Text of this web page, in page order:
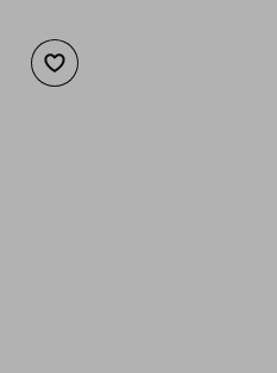
Добави към списъка с